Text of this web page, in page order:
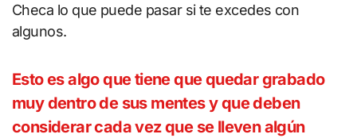
Checa lo que puede pasar si te excedes con
algunos.
Esto es algo que tiene que quedar grabado
muy dentro de sus mentes y que deben
considerar cada vez que se lleven algún